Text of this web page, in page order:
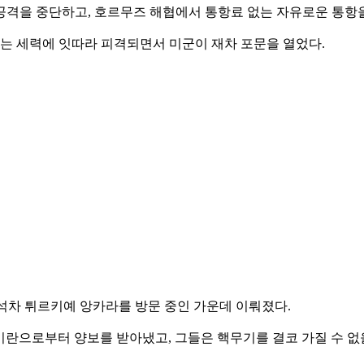
을 중단하고, 호르무즈 해협에서 통항료 없는 자유로운 통항
세력에 잇따라 피격되면서 미군이 재차 포문을 열었다.
튀르키예 앙카라를 방문 중인 가운데 이뤄졌다.
으로부터 양보를 받아냈고, 그들은 핵무기를 결코 가질 수